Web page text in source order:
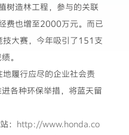
树造林工程，参与的关联
费也增至2000万元。而已
大赛，今年吸引了151支
。
履行应尽的企业社会责
各种环保举措，将蓝天留
： http://www.honda.co